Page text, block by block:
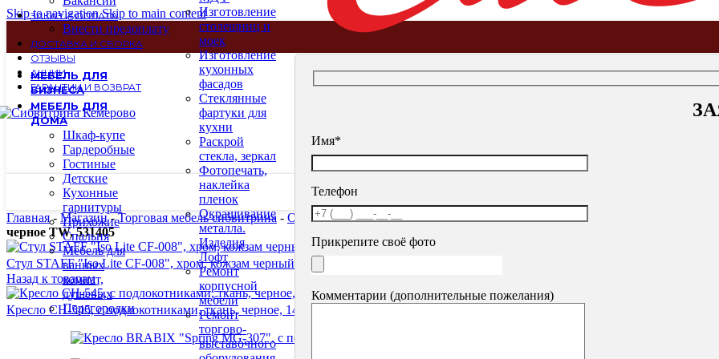
Skip to navigationSkip to main content
ЗАКАЗ И ОПЛАТА
Внести предоплату
ДОСТАВКА И СБОРКА
ОТЗЫВЫ
АКЦИИ
ГАРАНТИИ И ВОЗВРАТ
МЕБЕЛЬ ДЛЯ
БИЗНЕСА
МЕБЕЛЬ ДЛЯ
ДОМА
Шкаф-купе
Гардеробные
Гостиные
Детские
Кухонные
гарнитуры
Прихожие
Спальня
Мебель для
ванных
комнат,
душевых
Перегородки
Изготовление
столещниц и
моек
Изготовление
кухонных
фасадов
Стеклянные
фартуки для
кухни
Раскрой
стекла, зеркал
Фотопечать,
наклейка
пленок
Окрашивание
металла.
Изделия
Лофт
Ремонт
корпусной
мебели
Ремонт
торгово-
выставочного
Имя*
Телефон
Прикрепите своё фото
Комментарии (дополнительные пожелания)
Главная- Магазин-Торговая мебель сибвитрина - Офисная мебель-Стулья для персонала и посетителей
черное TW, 531405
Стул STAFF "Iso Lite CF-008", хром, кожзам черный (Z-11), 532567
Назад к товарам
Кресло CH-545, с подлокотниками, ткань, черное, 1418126